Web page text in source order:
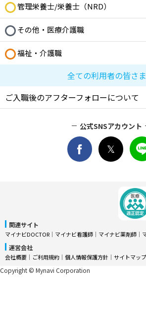
管理栄養士/栄養士（NRD）
その他・医療介護職
福祉・介護職
全ての利用者の皆さ
ご入職後のアフターフォローについて
公式SNSアカウント
関連サイト
マイナビDOCTOR │ マイナビ看護師 │ マイナビ薬剤師 │
運営会社
会社概要 │ ご利用規約 │ 個人情報保護方針 │ サイトマップ
Copyright © Mynavi Corporation